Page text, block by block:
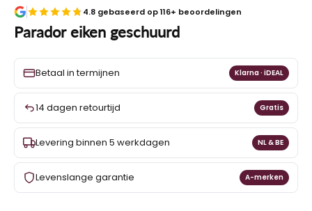
4.8 gebaseerd op 116+ beoordelingen
Parador eiken geschuurd
Betaal in termijnen Klarna · iDEAL
14 dagen retourtijd Gratis
Levering binnen 5 werkdagen NL & BE
Levenslange garantie A-merken